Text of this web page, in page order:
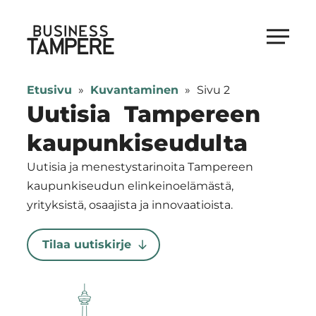
suoraan
sisältöön
Business Tampere
Tampere
supports
talents,
investors
and
entrepreneurs
in
a
smooth
Etusivu » Kuvantaminen » Sivu 2
Uutisia Tampereen
kaupunkiseudulta
Uutisia ja menestystarinoita Tampereen
kaupunkiseudun elinkeinoelämästä,
yrityksistä, osaajista ja innovaatioista.
Tilaa uutiskirje